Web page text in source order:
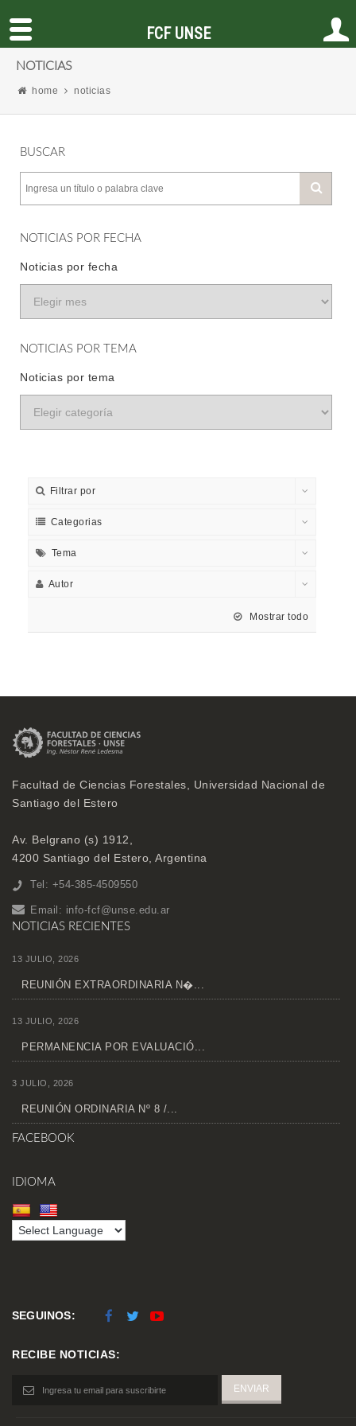
NOTICIAS
home noticias
BUSCAR
NOTICIAS POR FECHA
Noticias por fecha
NOTICIAS POR TEMA
Noticias por tema
Filtrar por
Categorias
Tema
Autor
Mostrar todo
Facultad de Ciencias Forestales, Universidad Nacional de
Santiago del Estero
Av. Belgrano (s) 1912,
4200 Santiago del Estero, Argentina
Tel: +54-385-4509550
Email: info-fcf@unse.edu.ar
NOTICIAS RECIENTES
13 JULIO, 2026
REUNIÓN EXTRAORDINARIA N�...
13 JULIO, 2026
PERMANENCIA POR EVALUACIÓ...
3 JULIO, 2026
REUNIÓN ORDINARIA Nº 8 /...
FACEBOOK
IDIOMA
SEGUINOS:
RECIBE NOTICIAS:
FCF UNSE